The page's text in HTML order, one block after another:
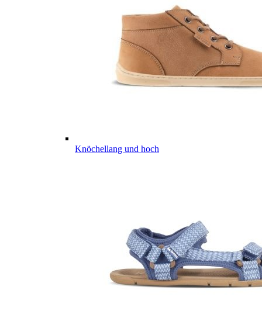
Knöchellang und hoch